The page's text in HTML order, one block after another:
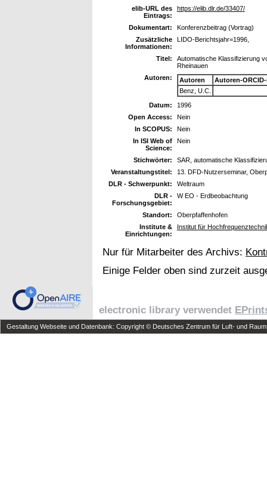
elib-URL des
Eintrags:
https://elib.dlr.de/33407/
Dokumentart:
Konferenzbeitrag (Vortrag)
Zusätzliche
Informationen:
LIDO-Berichtsjahr=1996,
Titel:
Automatische Klassifizierung
Rheinauen
Autoren:
Autoren
Autoren-
Benz, U.C.
Datum:
1996
Open Access:
Nein
In SCOPUS:
Nein
In ISI Web of
Science:
Nein
Stichwörter:
SAR, automatische
Veranstaltungstitel:
13. DFD-Nutzerseminar,
DLR - Schwerpunkt:
Weltraum
DLR -
Forschungsgebiet:
W EO - Erdbeobachtung
Standort:
Oberpfaffenhofen
Institute &
Einrichtungen:
Institut für
Nur für Mitarbeiter des Archivs:
Einige Felder oben sind zurzeit
electronic library verwendet
Gestaltung Webseite und Datenbank: Copyright © Deutsches Zentrum für Luft- und